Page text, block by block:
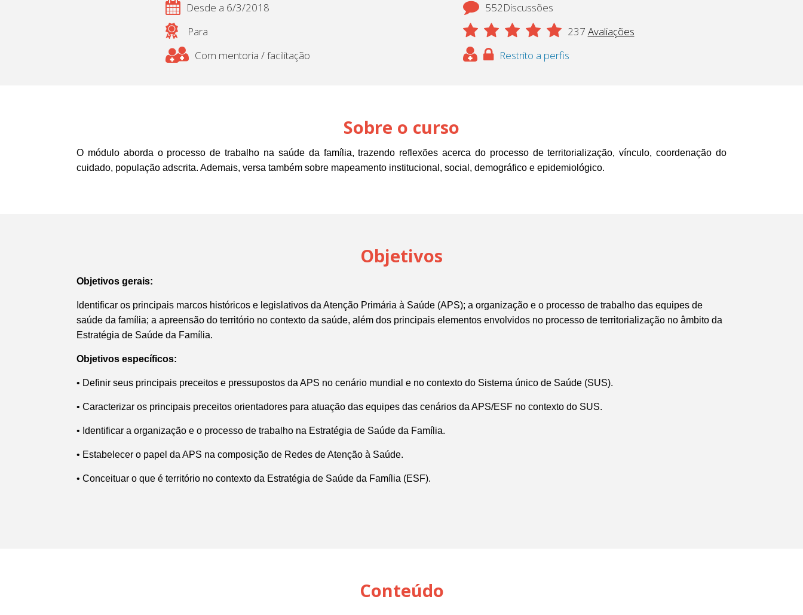
Desde a 6/3/2018
552Discussões
Para
237 Avaliações
Com mentoria / facilitação
Restrito a perfis
Sobre o curso
O módulo aborda o processo de trabalho na saúde da família, trazendo reflexões acerca do processo de territorialização, vínculo, coordenação do
cuidado, população adscrita. Ademais, versa também sobre mapeamento institucional, social, demográfico e epidemiológico.
Objetivos
Objetivos gerais:
Identificar os principais marcos históricos e legislativos da Atenção Primária à Saúde (APS); a organização e o processo de trabalho das equipes de
saúde da família; a apreensão do território no contexto da saúde, além dos principais elementos envolvidos no processo de territorialização no âmbito da
Estratégia de Saúde da Família.
Objetivos específicos:
• Definir seus principais preceitos e pressupostos da APS no cenário mundial e no contexto do Sistema único de Saúde (SUS).
• Caracterizar os principais preceitos orientadores para atuação das equipes das cenários da APS/ESF no contexto do SUS.
• Identificar a organização e o processo de trabalho na Estratégia de Saúde da Família.
• Estabelecer o papel da APS na composição de Redes de Atenção à Saúde.
• Conceituar o que é território no contexto da Estratégia de Saúde da Família (ESF).
Conteúdo